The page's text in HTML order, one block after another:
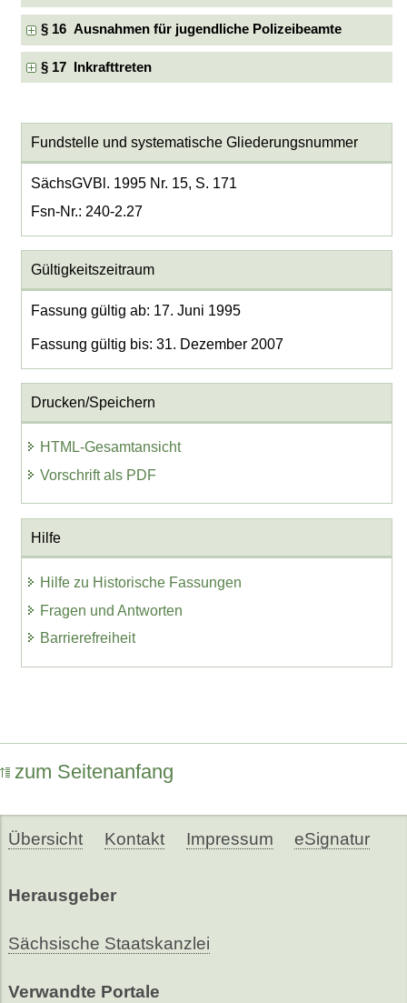
§ 16 Ausnahmen für jugendliche Polizeibeamte
§ 17 Inkrafttreten
Fundstelle und systematische Gliederungsnummer
SächsGVBl. 1995 Nr. 15, S. 171
Fsn-Nr.: 240-2.27
Gültigkeitszeitraum
Fassung gültig ab: 17. Juni 1995
Fassung gültig bis: 31. Dezember 2007
Drucken/Speichern
HTML-Gesamtansicht
Vorschrift als PDF
Hilfe
Hilfe zu Historische Fassungen
Fragen und Antworten
Barrierefreiheit
zum Seitenanfang
Übersicht Kontakt Impressum eSignatur
Herausgeber
Sächsische Staatskanzlei
Verwandte Portale